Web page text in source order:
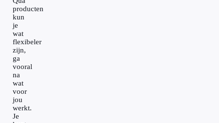
producten
kun
je
wat
flexibeler
zijn,
ga
vooral
na
wat
voor
jou
werkt.
Je